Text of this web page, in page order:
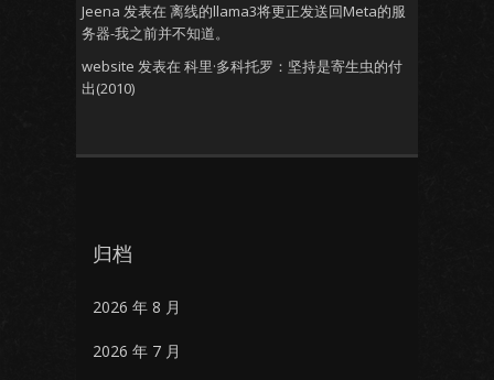
Jeena 发表在 离线的llama3将更正发送回Meta的服
务器-我之前并不知道。
website 发表在 科里·多科托罗：坚持是寄生虫的付
出(2010)
归档
2026 年 8 月
2026 年 7 月